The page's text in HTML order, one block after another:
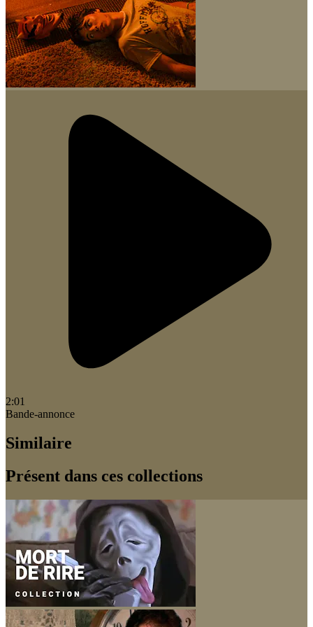
2:01
Bande-annonce
Similaire
Présent dans ces collections